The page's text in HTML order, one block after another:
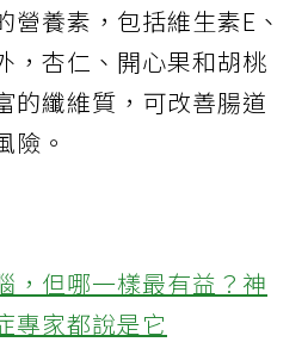
營養素，包括維生素E、
，杏仁、開心果和胡桃
的纖維質，可改善腸道
險。
，但哪一樣最有益？神
專家都說是它